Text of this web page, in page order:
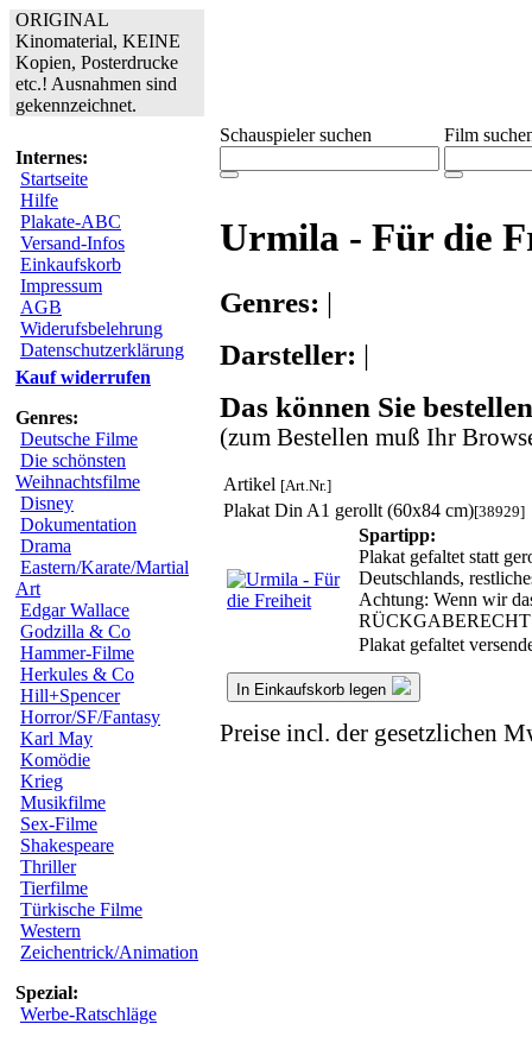
ORIGINAL
Kinomaterial, KEINE
Kopien, Posterdrucke
etc.! Ausnahmen sind
gekennzeichnet.
Internes:
Startseite
Hilfe
Plakate-ABC
Versand-Infos
Einkaufskorb
Impressum
AGB
Widerufsbelehrung
Datenschutzerklärung
Kauf widerrufen
Genres:
Deutsche Filme
Die schönsten
Weihnachtsfilme
Disney
Dokumentation
Drama
Eastern/Karate/Martial
Art
Edgar Wallace
Godzilla & Co
Hammer-Filme
Herkules & Co
Hill+Spencer
Horror/SF/Fantasy
Karl May
Komödie
Krieg
Musikfilme
Sex-Filme
Shakespeare
Thriller
Tierfilme
Türkische Filme
Western
Zeichentrick/Animation
Spezial:
Werbe-Ratschläge
Schauspieler suchen Film
Urmila - Für die
Genres: |
Darsteller: |
Das können Sie
(zum Bestellen muß Ihr
Artikel [Art.Nr.]
Plakat Din A1 gerollt (60x84 cm)[38929]
Spartipp:
Plakat gefaltet statt
Deutschlands,
Achtung: Wenn wir
Plakat gefaltet
In Einkaufskorb legen
Preise incl. der gesetzlichen